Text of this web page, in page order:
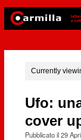
Currently
Ufo:
cover
Pubblicato il29